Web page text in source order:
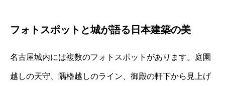
フォトスポットと城が語る日本建築の美
名古屋城内には複数のフォトスポットがあります。庭園
越しの天守、隅櫓越しのライン、御殿の軒下から見上げ